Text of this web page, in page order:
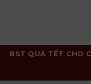
BST QUÀ TẾT CHO